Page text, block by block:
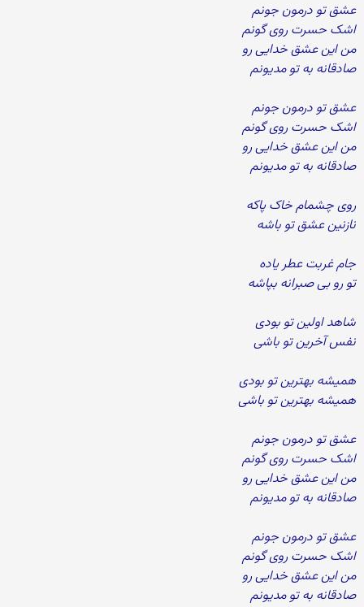
عشق تو درمون جونم
اشک حسرت روی گونم
من این عشق خدایی رو
صادقانه به تو مدیونم
عشق تو درمون جونم
اشک حسرت روی گونم
من این عشق خدایی رو
صادقانه به تو مدیونم
روی چشمام خاک پاکه
نازنین عشق تو باشه
جام غربت عطر یاده
تو رو بی صبرانه بپاشه
شاهد اولین تو بودی
نفس آخرین تو باشی
همیشه بهترین تو بودی
همیشه بهترین تو باشی
عشق تو درمون جونم
اشک حسرت روی گونم
من این عشق خدایی رو
صادقانه به تو مدیونم
عشق تو درمون جونم
اشک حسرت روی گونم
من این عشق خدایی رو
صادقانه به تو مدیونم